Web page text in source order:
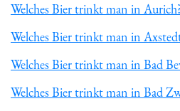
Welches Bier trinkt man in
Welches Bier trinkt man in
Welches Bier trinkt man in Bad
Welches Bier trinkt man in Bad